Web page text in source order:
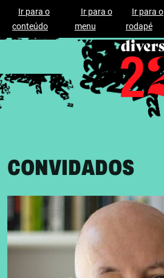
Ir para o
conteúdo
Ir para o
menu
Ir para o
rodapé
CONVIDADOS